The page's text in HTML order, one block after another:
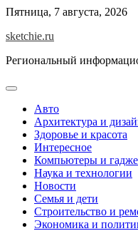
Skip
content
Пятница, 7 августа, 2026
sketchie.ru
Региональный
Авто
Архитектура и
Здоровье и красота
Интересное
Компьютеры и
Наука и технологии
Новости
Семья и дети
Строительство и
Экономика и